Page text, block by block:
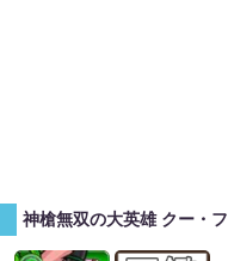
神槍無双の大英雄 クー・